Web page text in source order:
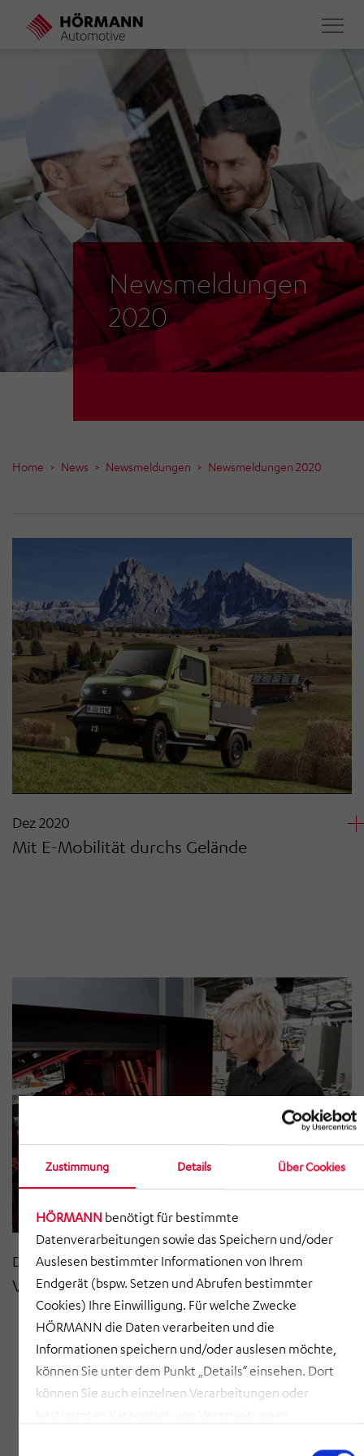
Zustimmung Details Über Cookies
HÖRMANN benötigt für bestimmte
Datenverarbeitungen sowie das Speichern und/oder
Auslesen bestimmter Informationen von Ihrem
Endgerät (bspw. Setzen und Abrufen bestimmter
Cookies) Ihre Einwilligung. Für welche Zwecke
HÖRMANN die Daten verarbeiten und die
Informationen speichern und/oder auslesen möchte,
können Sie unter dem Punkt „Details“ einsehen. Dort
können Sie auch einzelnen Verarbeitungen oder
Direkt
Newsmeldungen
2020
Home News Newsmeldungen Newsmeldungen 2020
Dez 2020
Mit E-Mobilität durchs Gelände
Dez 2020
Volle Ladung für den Kunden